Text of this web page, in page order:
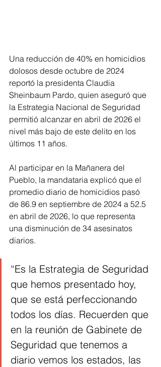
Una reducción de 40% en homicidios
dolosos desde octubre de 2024
reportó la presidenta Claudia
Sheinbaum Pardo, quien aseguró que
la Estrategia Nacional de Seguridad
permitió alcanzar en abril de 2026 el
nivel más bajo de este delito en los
últimos 11 años.
Al participar en la Mañanera del
Pueblo, la mandataria explicó que el
promedio diario de homicidios pasó
de 86.9 en septiembre de 2024 a 52.5
en abril de 2026, lo que representa
una disminución de 34 asesinatos
diarios.
“Es la Estrategia de Seguridad
que hemos presentado hoy,
que se está perfeccionando
todos los días. Recuerden que
en la reunión de Gabinete de
Seguridad que tenemos a
diario vemos los estados, las